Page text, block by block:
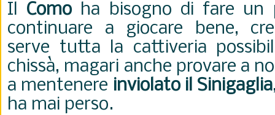
Il Comoha bisogno di fare un
continuare a giocare bene,
serve tutta la cattiveria
chissà, magari anche provare a
a mentenere inviolato il Sinigaglia
ha mai perso.